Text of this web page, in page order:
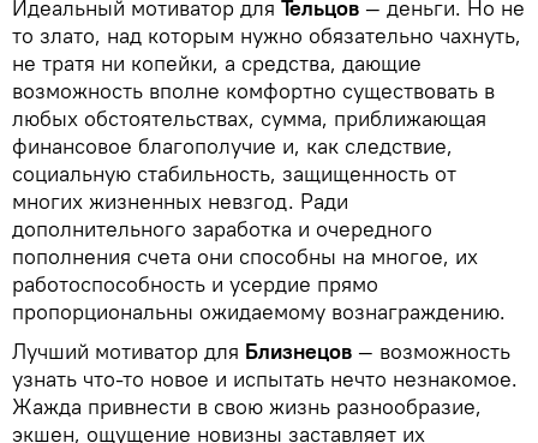
Идеальный мотиватор для Тельцов — деньги. Но не
то злато, над которым нужно обязательно чахнуть,
не тратя ни копейки, а средства, дающие
возможность вполне комфортно существовать в
любых обстоятельствах, сумма, приближающая
финансовое благополучие и, как следствие,
социальную стабильность, защищенность от
многих жизненных невзгод. Ради
дополнительного заработка и очередного
пополнения счета они способны на многое, их
работоспособность и усердие прямо
пропорциональны ожидаемому вознаграждению.
Лучший мотиватор для Близнецов — возможность
узнать что-то новое и испытать нечто незнакомое.
Жажда привнести в свою жизнь разнообразие,
экшен, ощущение новизны заставляет их